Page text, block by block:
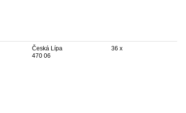
Česká Lípa
470 06
36 x